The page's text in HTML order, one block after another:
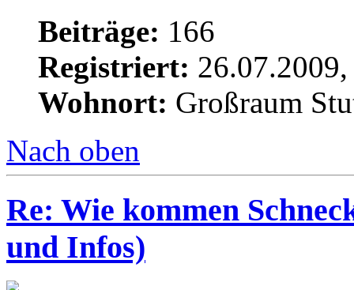
Beiträge: 166
Registriert:
Wohnort: Großraum
Nach oben
Re: Wie kommen
und Infos)